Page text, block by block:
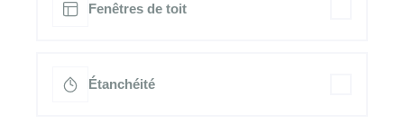
Fenêtres de toit
Étanchéité